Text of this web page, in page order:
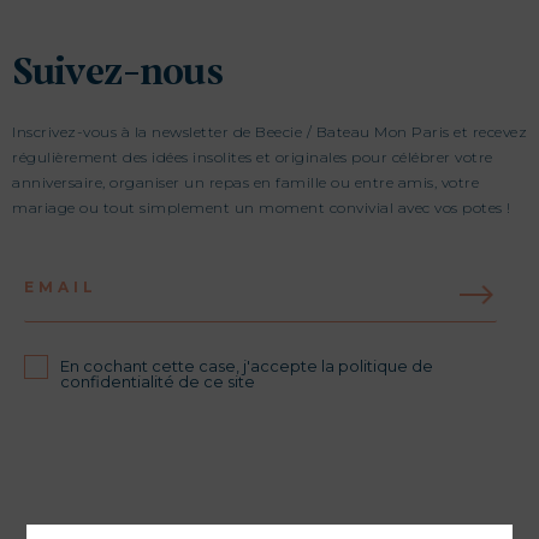
Suivez-nous
Inscrivez-vous à la newsletter de Beecie / Bateau Mon Paris et recevez
régulièrement des idées insolites et originales pour célébrer votre
anniversaire, organiser un repas en famille ou entre amis, votre
mariage ou tout simplement un moment convivial avec vos potes !
EMAIL
En cochant cette case, j'accepte la politique de
confidentialité de ce site